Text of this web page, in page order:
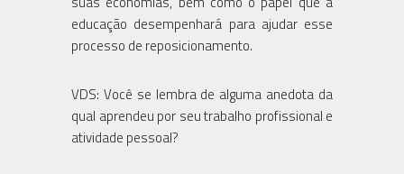
educação desempenhará para ajudar esse
processo de reposicionamento.
VDS: Você se lembra de alguma anedota da
qual aprendeu por seu trabalho profissional e
atividade pessoal?